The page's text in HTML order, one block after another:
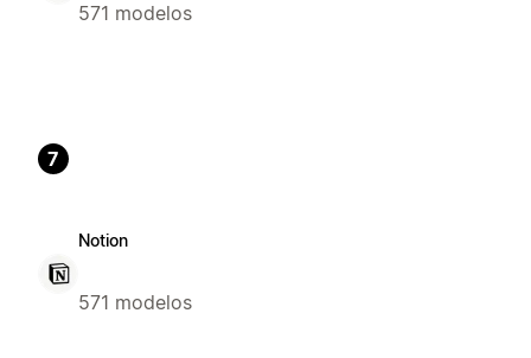
571 modelos
7
Notion
571 modelos